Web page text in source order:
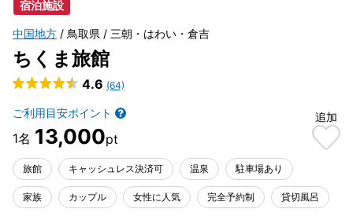
宿泊施設
中国地方 鳥取県 三朝・はわい・倉吉
ちくま旅館
4.6 (64)
ご利用目安ポイント
13,000
追加
旅館 キャッシュレス決済可 温泉 駐車場あり
家族 カップル 女性に人気 完全予約制 貸切風呂